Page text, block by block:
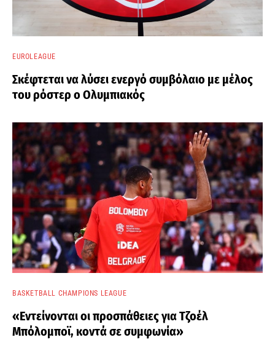
EUROLEAGUE
Σκέφτεται να λύσει ενεργό συμβόλαιο με μέλος
του ρόστερ ο Ολυμπιακός
BASKETBALL CHAMPIONS LEAGUE
«Εντείνονται οι προσπάθειες για Τζοέλ
Μπόλομποϊ, κοντά σε συμφωνία»